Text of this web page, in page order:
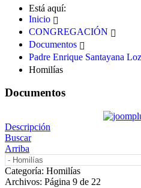
Está aquí:
Inicio
CONGREGACIÓN
Documentos
Padre Enrique Santayana
Homilías
Documentos
Descripción
Buscar
Arriba
Categoría: Homilías
Archivos: Página 9 de 22